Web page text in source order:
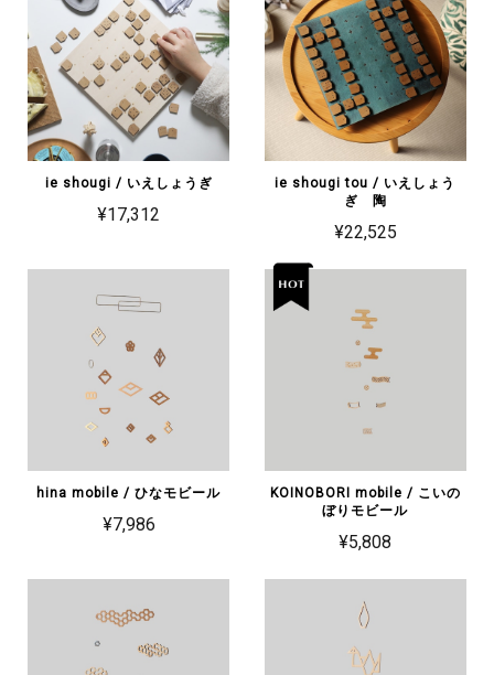
ie shougi / いえしょうぎ
¥17,312
ie shougi tou / いえしょう
ぎ 陶
¥22,525
hina mobile / ひなモビール
¥7,986
KOINOBORI mobile / こいの
ぼりモビール
¥5,808